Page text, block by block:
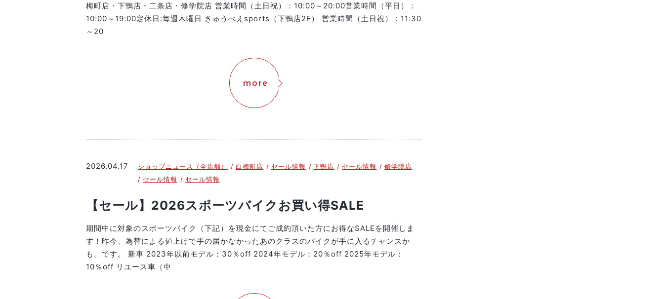
梅町店・下鴨店・二条店・修学院店 営業時間（土日祝）：10:00～20:00営業時間（平日）：
10:00～19:00定休日:毎週木曜日 きゅうべえsports（下鴨店2F） 営業時間（土日祝）：11:30
～20
more
2026.04.17 ショップニュース（全店舗） 白梅町店 セール情報 下鴨店 セール情報
修学院店
セール情報
セール情報
【セール】2026スポーツバイクお買い得SALE
期間中に対象のスポーツバイク（下記）を現金にてご成約頂いた方にお得なSALEを開催しま
す！昨今、為替による値上げで手の届かなかったあのクラスのバイクが手に入るチャンスか
も。です。 新車 2023年以前モデル：30％off 2024年モデル：20％off 2025年モデル：
10％off リユース車（中